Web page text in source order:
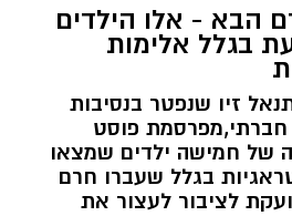
הבא - אלו הילדים
בגלל אלימות
זיו שנפטר בנסיבות
פוסט
של חמישה ילדים שמצאו
בגלל שעברו חרם
לציבור לעצור את